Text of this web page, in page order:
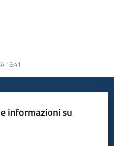
15:41
informazioni su